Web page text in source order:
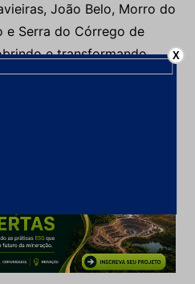
João Belo, Morro do
e Serra do Córrego de
e transformando
Respeitar o meio
X